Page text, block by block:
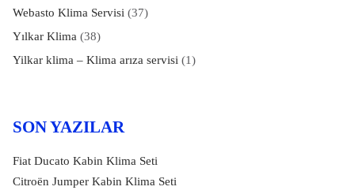
Webasto Klima Servisi (37)
Yılkar Klima (38)
Yilkar klima – Klima arıza servisi (1)
SON YAZILAR
Fiat Ducato Kabin Klima Seti
Citroën Jumper Kabin Klima Seti